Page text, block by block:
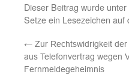
Dieser Beitrag wurde unter
Setze ein Lesezeichen auf
← Zur Rechtswidrigkeit
aus Telefonvertrag wegen
Fernmeldegeheimnis